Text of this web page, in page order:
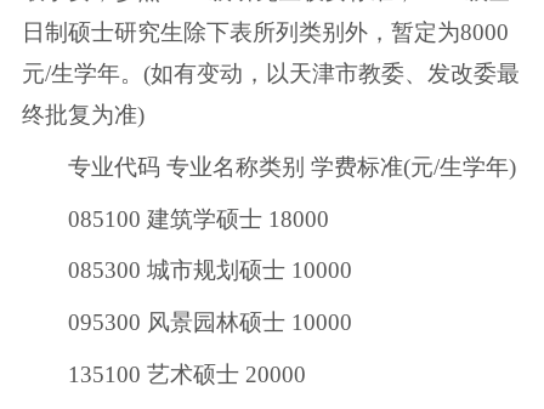
日制硕士研究生除下表所列类别外，暂定为8000
元/生学年。(如有变动，以天津市教委、发改委最
终批复为准)
专业代码 专业名称类别 学费标准(元/生学年)
085100 建筑学硕士 18000
085300 城市规划硕士 10000
095300 风景园林硕士 10000
135100 艺术硕士 20000